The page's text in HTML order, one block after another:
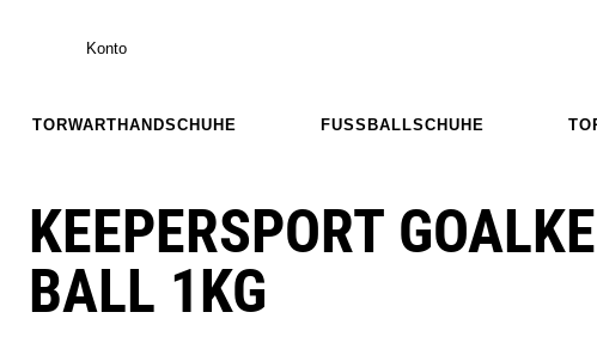
Konto
TORWARTHANDSCHUHE FUSSBALLSCHUHE
KEEPERSPORT
BALL 1KG